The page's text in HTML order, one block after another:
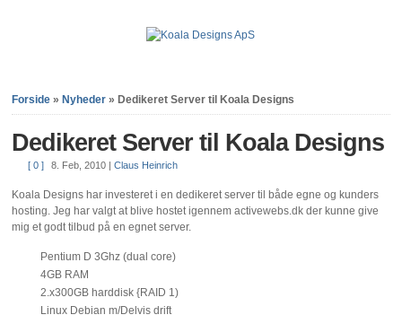
Forside » Nyheder » Dedikeret Server til Koala Designs
Dedikeret Server til Koala Designs
[ 0 ] 8. Feb, 2010 |Claus Heinrich
Koala Designs har investeret i en dedikeret server til både egne og kunders
hosting. Jeg har valgt at blive hostet igennem activewebs.dk der kunne give
mig et godt tilbud på en egnet server.
Pentium D 3Ghz (dual core)
4GB RAM
2.x300GB harddisk {RAID 1)
Linux Debian m/Delvis drift